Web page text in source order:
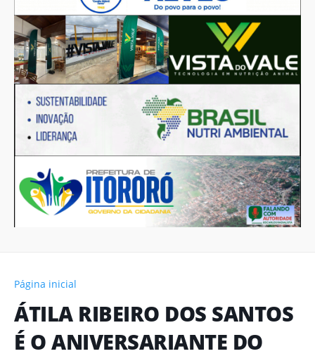
Página inicial
ÁTILA RIBEIRO DOS SANTOS
É O ANIVERSARIANTE DO